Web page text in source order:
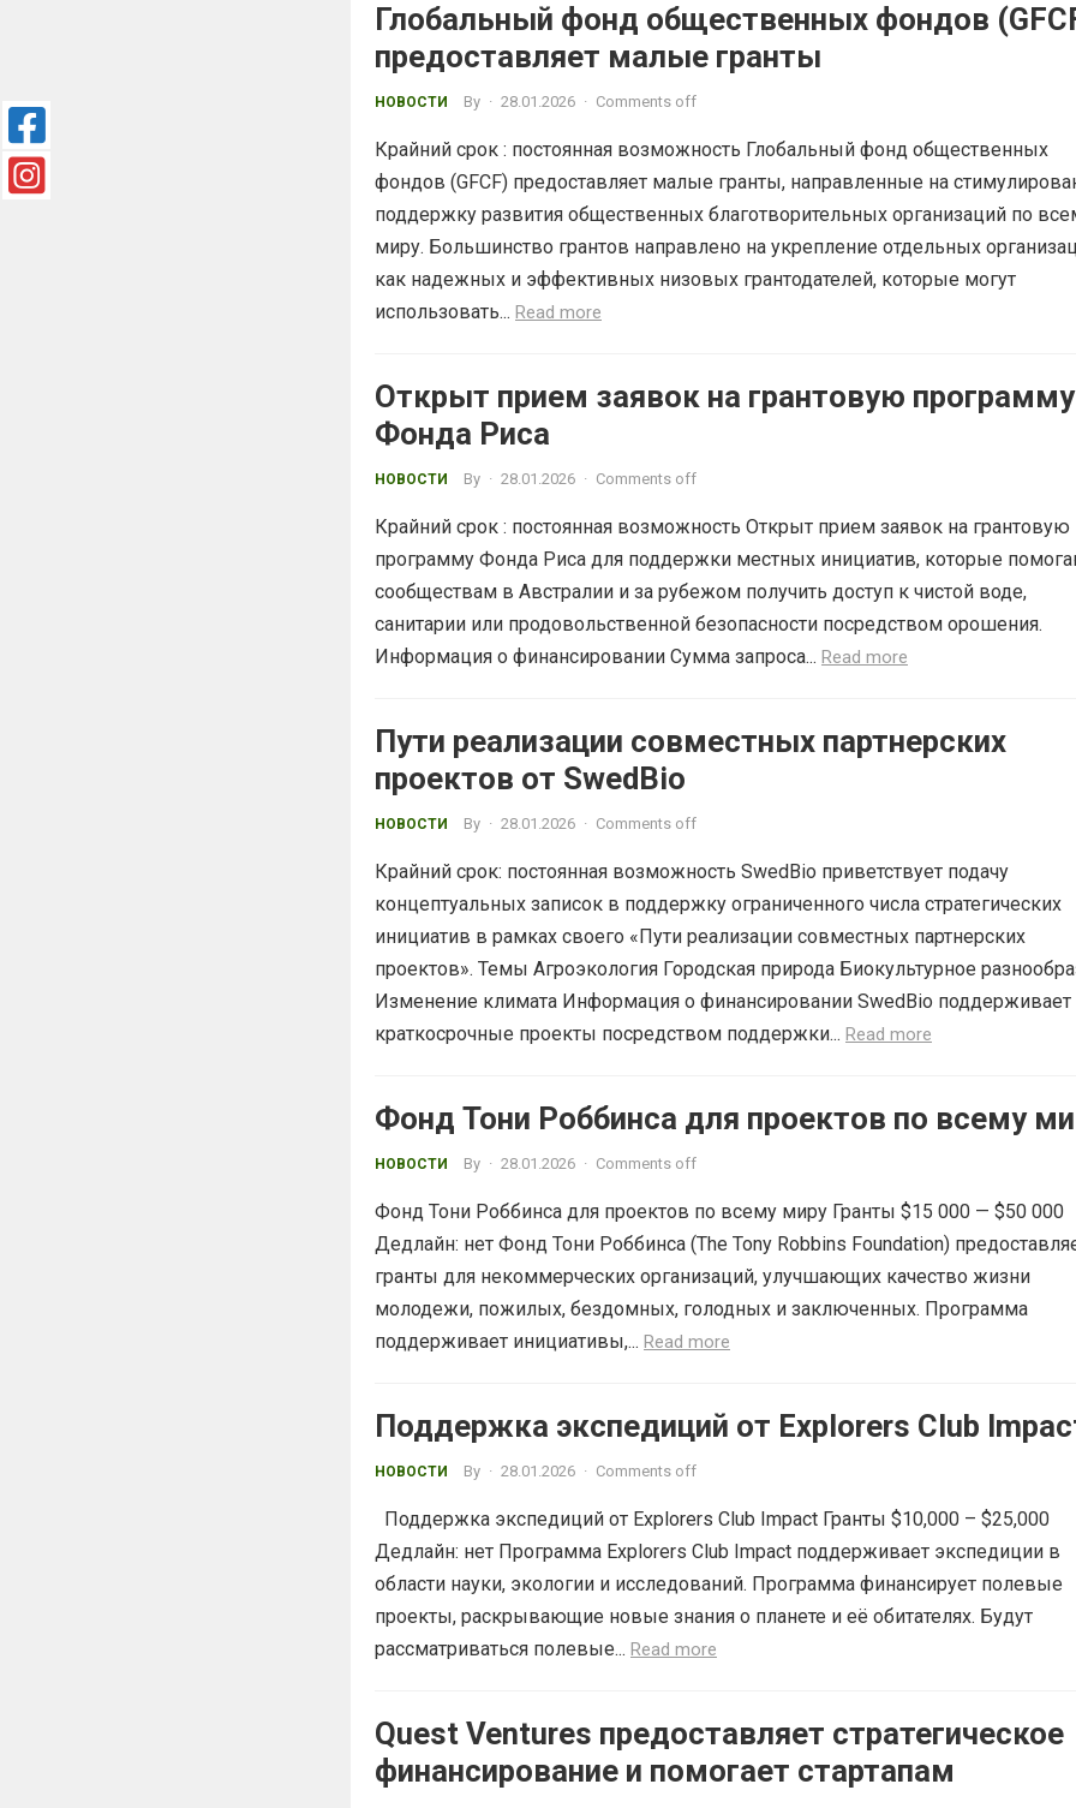
Глобальный фонд общественных фондов
предоставляет малые гранты
НОВОСТИ By · 28.01.2026 · Comments off
Крайний срок : постоянная возможность Глобальный фонд общественных
фондов (GFCF) предоставляет малые гранты, направленные на
поддержку развития общественных благотворительных организаций по
миру. Большинство грантов направлено на укрепление отдельных
как надежных и эффективных низовых грантодателей, которые могут
использовать... Read more
Открыт прием заявок на грантовую программу
Фонда Риса
НОВОСТИ By · 28.01.2026 · Comments off
Крайний срок : постоянная возможность Открыт прием заявок на грантовую
программу Фонда Риса для поддержки местных инициатив, которые
сообществам в Австралии и за рубежом получить доступ к чистой воде,
санитарии или продовольственной безопасности посредством орошения.
Информация о финансировании Сумма запроса... Read more
Пути реализации совместных партнерских
проектов от SwedBio
НОВОСТИ By · 28.01.2026 · Comments off
Крайний срок: постоянная возможность SwedBio приветствует подачу
концептуальных записок в поддержку ограниченного числа стратегических
инициатив в рамках своего «Пути реализации совместных партнерских
проектов». Темы Агроэкология Городская природа Биокультурное
Изменение климата Информация о финансировании SwedBio поддерживает
краткосрочные проекты посредством поддержки... Read more
Фонд Тони Роббинса для проектов по всему
НОВОСТИ By · 28.01.2026 · Comments off
Фонд Тони Роббинса для проектов по всему миру Гранты $15 000 — $50 000
Дедлайн: нет Фонд Тони Роббинса (The Tony Robbins Foundation)
гранты для некоммерческих организаций, улучшающих качество жизни
молодежи, пожилых, бездомных, голодных и заключенных. Программа
поддерживает инициативы,... Read more
Поддержка экспедиций от Explorers Club
НОВОСТИ By · 28.01.2026 · Comments off
Поддержка экспедиций от Explorers Club Impact Гранты $10,000 – $25,000
Дедлайн: нет Программа Explorers Club Impact поддерживает экспедиции в
области науки, экологии и исследований. Программа финансирует полевые
проекты, раскрывающие новые знания о планете и её обитателях. Будут
рассматриваться полевые... Read more
Quest Ventures предоставляет стратегическое
финансирование и помогает стартапам